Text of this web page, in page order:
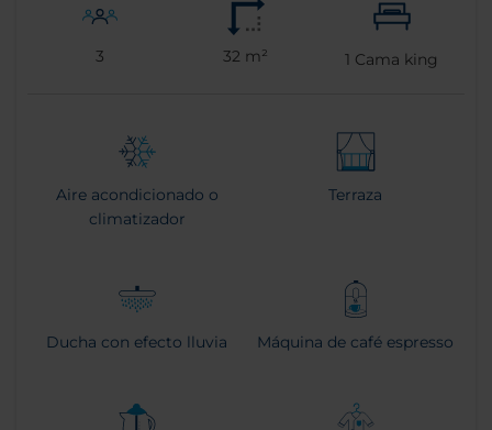
3 32 m² 1 Cama king
Aire acondicionado o
climatizador
Terraza
Ducha con efecto lluvia Máquina de café espresso